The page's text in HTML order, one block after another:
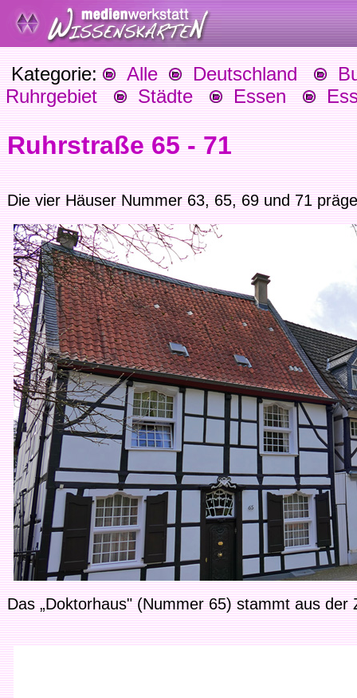
Kategorie: Alle Deutschland
Ruhrgebiet
Städte Essen
Ruhrstraße 65 - 71
Die vier Häuser Nummer 63, 65, 69 und 71
Das „Doktorhaus" (Nummer 65) stammt aus